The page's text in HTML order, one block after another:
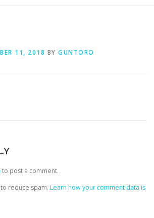
11, 2018 BY GUNTORO
to post a comment.
reduce spam. Learn how your comment data is